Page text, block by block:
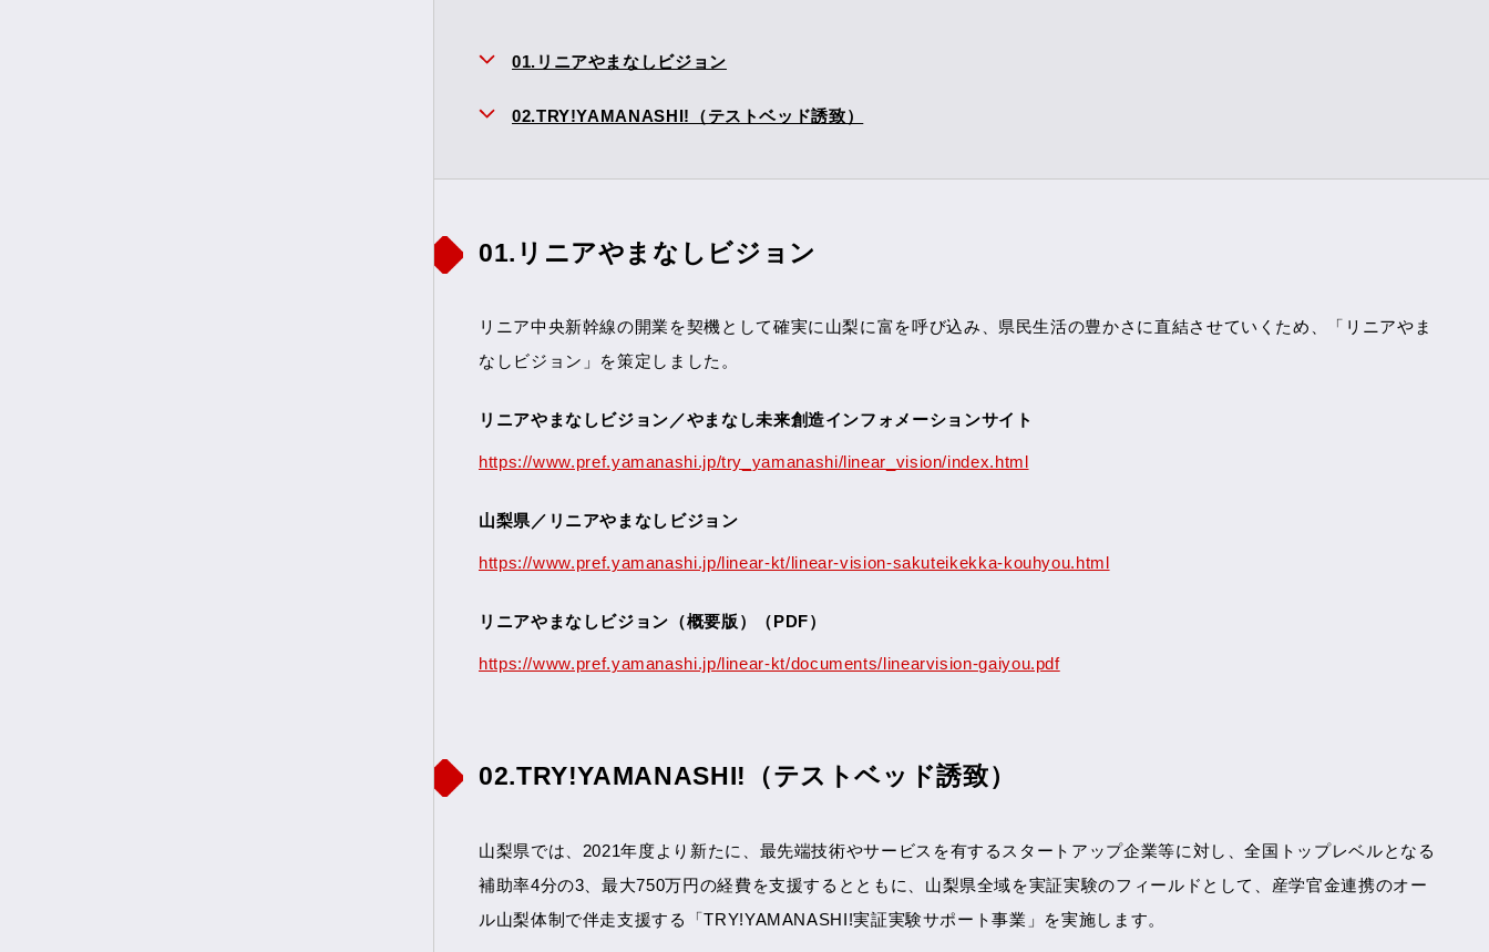
01.リニアやまなしビジョン
02.TRY!YAMANASHI!（テストベッド誘致）
01.リニアやまなしビジョン
リニア中央新幹線の開業を契機として確実に山梨に富を呼び込み、県民生活の豊かさに直結させていくため、「リニアやま
なしビジョン」を策定しました。
リニアやまなしビジョン／やまなし未来創造インフォメーションサイト
https://www.pref.yamanashi.jp/try_yamanashi/linear_vision/index.html
山梨県／リニアやまなしビジョン
https://www.pref.yamanashi.jp/linear-kt/linear-vision-sakuteikekka-kouhyou.html
リニアやまなしビジョン（概要版）（PDF）
https://www.pref.yamanashi.jp/linear-kt/documents/linearvision-gaiyou.pdf
02.TRY!YAMANASHI!（テストベッド誘致）
山梨県では、2021年度より新たに、最先端技術やサービスを有するスタートアップ企業等に対し、全国トップレベルとなる
補助率4分の3、最大750万円の経費を支援するとともに、山梨県全域を実証実験のフィールドとして、産学官金連携のオー
ル山梨体制で伴走支援する「TRY!YAMANASHI!実証実験サポート事業」を実施します。